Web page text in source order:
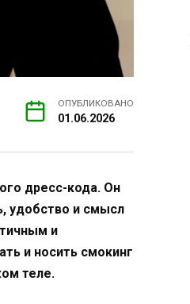
ОПУБЛИКОВАНО
01.06.2026
дресс-кода. Он
удобство и смысл
и
и носить смокинг
теле.